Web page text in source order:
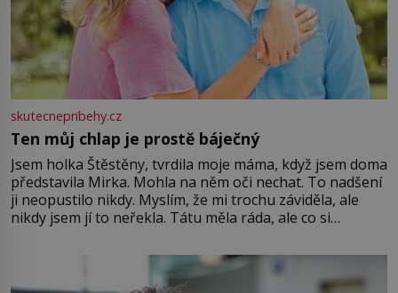
skutecnepribehy.cz
Ten můj chlap je prostě báječný
Jsem holka Štěstěny, tvrdila moje máma, když jsem doma
představila Mirka. Mohla na něm oči nechat. To nadšení
ji neopustilo nikdy. Myslím, že mi trochu záviděla, ale
nikdy jsem jí to neřekla. Tátu měla ráda, ale co si
Jsme spolu moc rádi Tehdy byla jiná doba, když